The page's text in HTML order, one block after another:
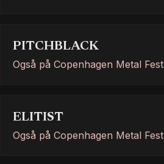
PITCHBLACK
Også på Copenhagen Metal Fest
ELITIST
Også på Copenhagen Metal Fest